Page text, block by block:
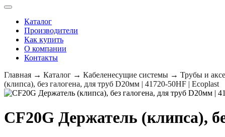
Каталог
Производители
Как купить
О компании
Контакты
Главная → Каталог → Кабеленесущие системы → Трубы и
(клипса), без галогена, для труб D20мм | 41720-50HF | Ecoplast
CF20G Держатель (клипса),